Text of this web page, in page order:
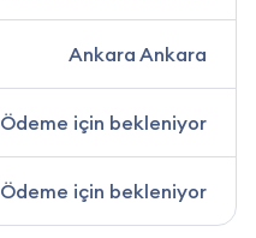
Ankara Ankara
Ödeme için bekleniyor
Ödeme için bekleniyor